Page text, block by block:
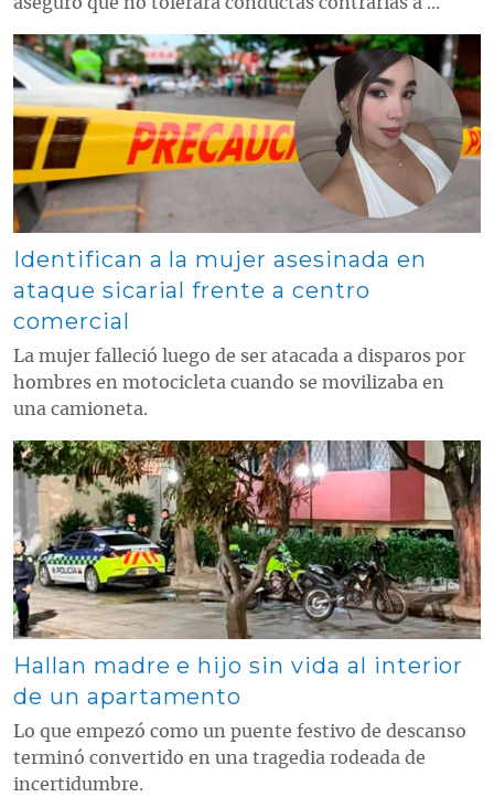
Contenido multimedia principal
Identifican a la mujer asesinada en
ataque sicarial frente a centro
comercial
La mujer falleció luego de ser atacada a disparos por
hombres en motocicleta cuando se movilizaba en
una camioneta.
Contenido multimedia principal
Hallan madre e hijo sin vida al interior
de un apartamento
Lo que empezó como un puente festivo de descanso
terminó convertido en una tragedia rodeada de
incertidumbre.